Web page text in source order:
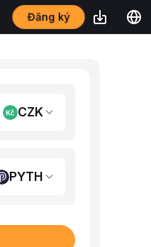
Đăng ký
CZK
PYTH